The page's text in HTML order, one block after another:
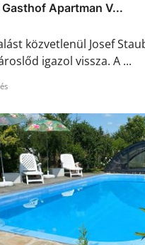
Apartman V...
közvetlenül Josef
igazol vissza. A ...